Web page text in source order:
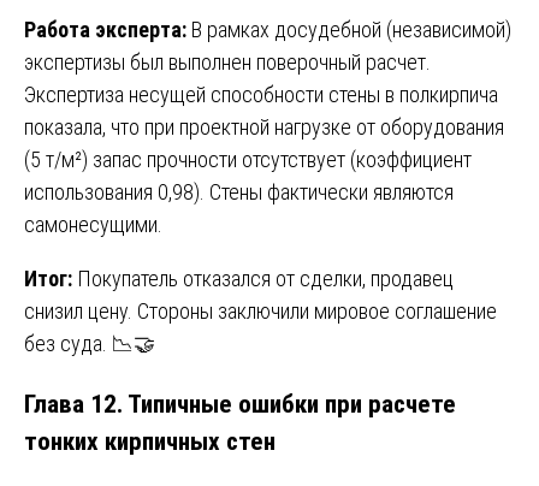
Работа эксперта: В рамках досудебной (независимой)
экспертизы был выполнен поверочный расчет.
Экспертиза несущей способности стены в полкирпича
показала, что при проектной нагрузке от оборудования
(5 т/м²) запас прочности отсутствует (коэффициент
использования 0,98). Стены фактически являются
самонесущими.
Итог: Покупатель отказался от сделки, продавец
снизил цену. Стороны заключили мировое соглашение
без суда. 📉🤝
Глава 12. Типичные ошибки при расчете
тонких кирпичных стен